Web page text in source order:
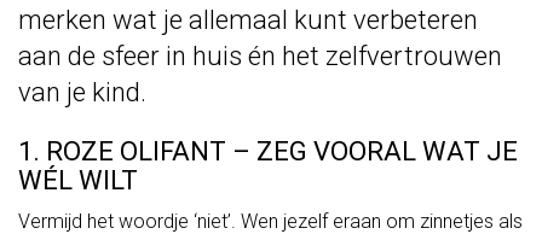
merken wat je allemaal kunt verbeteren
aan de sfeer in huis én het zelfvertrouwen
van je kind.
1. ROZE OLIFANT – ZEG VOORAL WAT JE
WÉL WILT
Vermijd het woordje ‘niet’. Wen jezelf eraan om zinnetjes als